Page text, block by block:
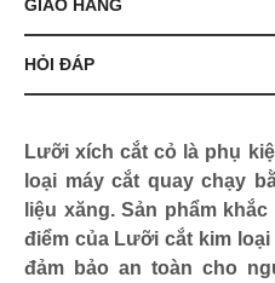
GIAO HÀNG
HỎI ĐÁP
Lưỡi xích cắt cỏ là phụ
loại máy cắt quay chạy
liệu xăng. Sản phẩm
điểm của Lưỡi cắt kim
đảm bảo an toàn cho